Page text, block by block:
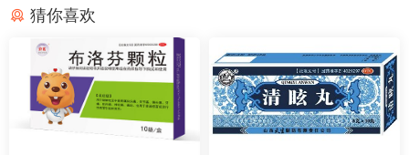
猜你喜欢